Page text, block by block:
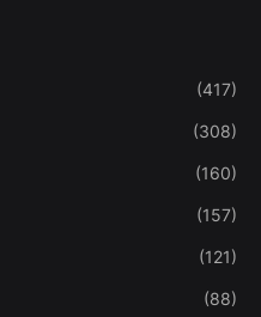
(417)
(308)
(160)
(157)
(121)
(88)